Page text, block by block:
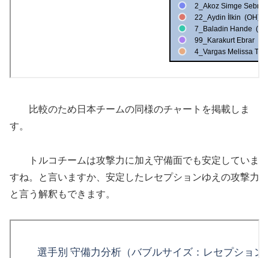
比較のため日本チームの同様のチャートを掲載しま
す。
トルコチームは攻撃力に加え守備面でも安定していま
すね。と言いますか、安定したレセプションゆえの攻撃力
と言う解釈もできます。